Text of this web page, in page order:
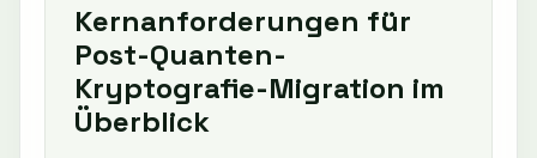
Kernanforderungen für
Post-Quanten-
Kryptografie-Migration im
Überblick